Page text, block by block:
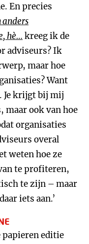
En precies
anders
hè… kreeg ik de
adviseurs? Ik
maar hoe
Want
Je krijgt bij mij
maar ook van hoe
organisaties
overal
weten hoe ze
te profiteren,
te zijn – maar
iets aan.’
editie